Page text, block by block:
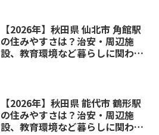
【2026年】秋田県 仙北市 角館駅
の住みやすさは？治安・周辺施
設、教育環境など暮らしに関わる
【2026年】秋田県 能代市 鶴形駅
の住みやすさは？治安・周辺施
設、教育環境など暮らしに関わる